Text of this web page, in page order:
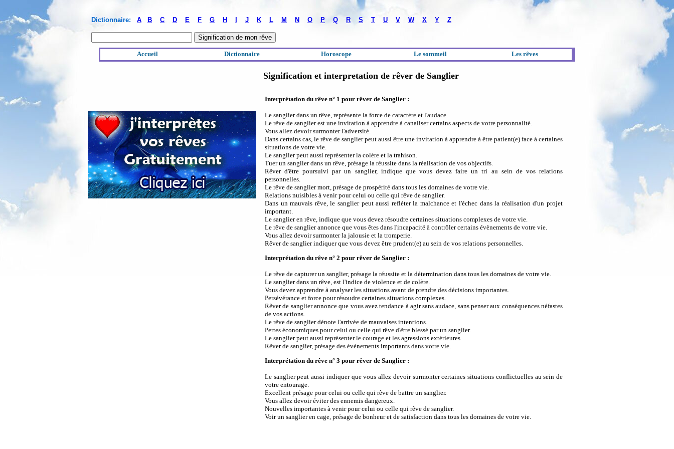
Dictionnaire: A B C D E F G H J K L M N O P Q R S T U V W X Y Z
Accueil Dictionnaire Horoscope Le sommeil Les rêves
Signification et interpretation de rêver de Sanglier
Interprétation du rêve n° 1 pour rêver de Sanglier :
Le sanglier dans un rêve, représente la force de caractère et l'audace.
Le rêve de sanglier est une invitation à apprendre à canaliser certains aspects de votre personnalité.
Vous allez devoir surmonter l'adversité.
Dans certains cas, le rêve de sanglier peut aussi être une invitation à apprendre à être patient(e) face à certaines
situations de votre vie.
Le sanglier peut aussi représenter la colère et la trahison.
Tuer un sanglier dans un rêve, présage la réussite dans la réalisation de vos objectifs.
Rêver d'être poursuivi par un sanglier, indique que vous devez faire un tri au sein de vos relations
personnelles.
Le rêve de sanglier mort, présage de prospérité dans tous les domaines de votre vie.
Relations nuisibles à venir pour celui ou celle qui rêve de sanglier.
Dans un mauvais rêve, le sanglier peut aussi refléter la malchance et l'échec dans la réalisation d'un projet
important.
Le sanglier en rêve, indique que vous devez résoudre certaines situations complexes de votre vie.
Le rêve de sanglier annonce que vous êtes dans l'incapacité à contrôler certains évènements de votre vie.
Vous allez devoir surmonter la jalousie et la tromperie.
Rêver de sanglier indiquer que vous devez être prudent(e) au sein de vos relations personnelles.
Interprétation du rêve n° 2 pour rêver de Sanglier :
Le rêve de capturer un sanglier, présage la réussite et la détermination dans tous les domaines de votre vie.
Le sanglier dans un rêve, est l'indice de violence et de colère.
Vous devez apprendre à analyser les situations avant de prendre des décisions importantes.
Persévérance et force pour résoudre certaines situations complexes.
Rêver de sanglier annonce que vous avez tendance à agir sans audace, sans penser aux conséquences néfastes
de vos actions.
Le rêve de sanglier dénote l'arrivée de mauvaises intentions.
Pertes économiques pour celui ou celle qui rêve d'être blessé par un sanglier.
Le sanglier peut aussi représenter le courage et les agressions extérieures.
Rêver de sanglier, présage des évènements importants dans votre vie.
Interprétation du rêve n° 3 pour rêver de Sanglier :
Le sanglier peut aussi indiquer que vous allez devoir surmonter certaines situations conflictuelles au sein de
votre entourage.
Excellent présage pour celui ou celle qui rêve de battre un sanglier.
Vous allez devoir éviter des ennemis dangereux.
Nouvelles importantes à venir pour celui ou celle qui rêve de sanglier.
Voir un sanglier en cage, présage de bonheur et de satisfaction dans tous les domaines de votre vie.